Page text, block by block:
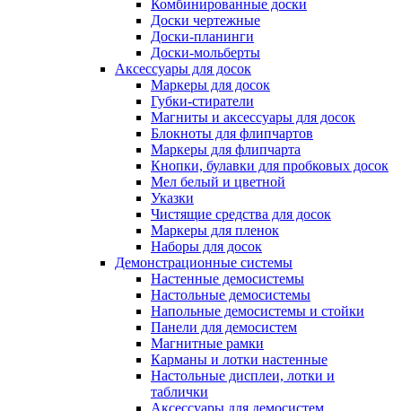
Комбинированные доски
Доски чертежные
Доски-планинги
Доски-мольберты
Аксессуары для досок
Маркеры для досок
Губки-стиратели
Магниты и аксессуары для досок
Блокноты для флипчартов
Маркеры для флипчарта
Кнопки, булавки для пробковых досок
Мел белый и цветной
Указки
Чистящие средства для досок
Маркеры для пленок
Наборы для досок
Демонстрационные системы
Настенные демосистемы
Настольные демосистемы
Напольные демосистемы и стойки
Панели для демосистем
Магнитные рамки
Карманы и лотки настенные
Настольные дисплеи, лотки и
таблички